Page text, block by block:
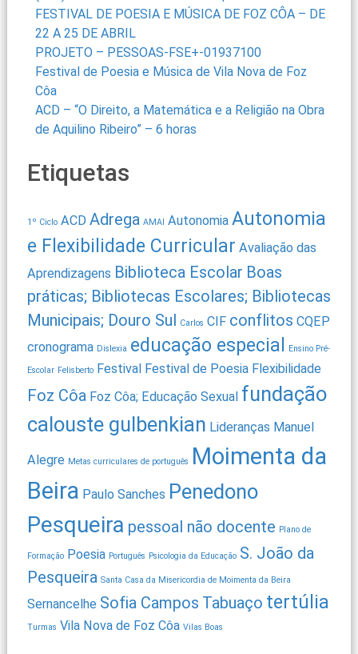
FESTIVAL DE POESIA E MÚSICA DE FOZ CÔA – DE
22 A 25 DE ABRIL
PROJETO – PESSOAS-FSE+-01937100
Festival de Poesia e Música de Vila Nova de Foz
Côa
ACD – “O Direito, a Matemática e a Religião na Obra
de Aquilino Ribeiro” – 6 horas
Etiquetas
1º Ciclo ACD Adrega AMAI Autonomia Autonomia
e Flexibilidade Curricular Avaliação das
Aprendizagens Biblioteca Escolar Boas
práticas; Bibliotecas Escolares; Bibliotecas
Municipais; Douro Sul Carlos CIF conflitos CQEP
cronograma Dislexia educação especial Ensino Pré-
Escolar Felisberto Festival Festival de Poesia Flexibilidade
Foz Côa Foz Côa; Educação Sexual fundação
calouste gulbenkian Lideranças Manuel
Alegre Metas curriculares de português Moimenta da
Beira Paulo Sanches Penedono
Pesqueira pessoal não docente Plano de
Formação Poesia Português Psicologia da Educação S. João da
Pesqueira Santa Casa da Misericordia de Moimenta da Beira
Sernancelhe Sofia Campos Tabuaço tertúlia
Turmas Vila Nova de Foz Côa Vilas Boas